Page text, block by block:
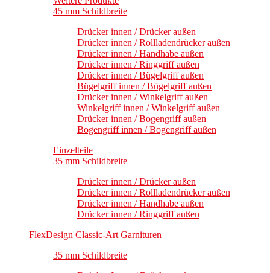
45 mm Schildbreite
Drücker innen / Drücker außen
Drücker innen / Rollladendrücker außen
Drücker innen / Handhabe außen
Drücker innen / Ringgriff außen
Drücker innen / Bügelgriff außen
Bügelgriff innen / Bügelgriff außen
Drücker innen / Winkelgriff außen
Winkelgriff innen / Winkelgriff außen
Drücker innen / Bogengriff außen
Bogengriff innen / Bogengriff außen
Einzelteile
35 mm Schildbreite
Drücker innen / Drücker außen
Drücker innen / Rollladendrücker außen
Drücker innen / Handhabe außen
Drücker innen / Ringgriff außen
FlexDesign Classic-Art Garnituren
35 mm Schildbreite